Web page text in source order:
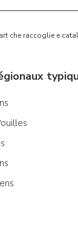
che raccoglie e